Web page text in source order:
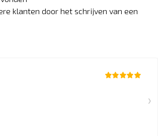
klanten door het schrijven van een